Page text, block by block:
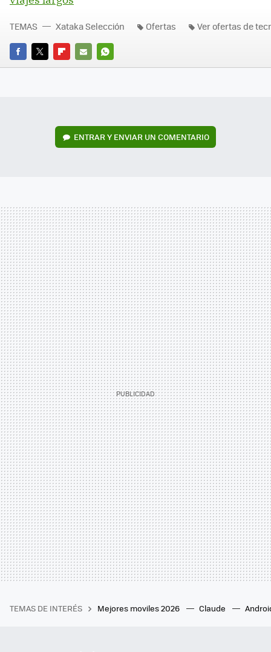
FACEBOOK
TWITTERFLIPBOARD
E-
WHATSAPP
TEMAS Xataka Selección Ofertas Ver ofertas de
ENTRAR Y ENVIAR UN COMENTARIO
TEMAS DE INTERÉS Mejores moviles 2026 Claude